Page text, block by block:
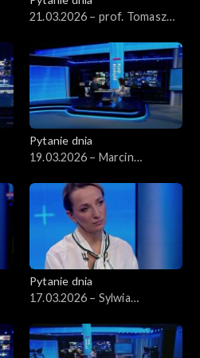
21.03.2026 – prof. Tomasz
Pytanie dnia
19.03.2026 – Marcin
Pytanie dnia
17.03.2026 – Sylwia